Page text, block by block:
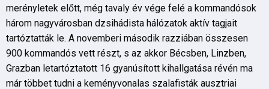
merényletek előtt, még tavaly év vége felé a kommandósok
három nagyvárosban dzsihádista hálózatok aktív tagjait
tartóztatták le. A novemberi második razziában összesen
900 kommandós vett részt, s az akkor Bécsben, Linzben,
Grazban letartóztatott 16 gyanúsított kihallgatása révén ma
már többet tudni a keményvonalas szalafisták ausztriai